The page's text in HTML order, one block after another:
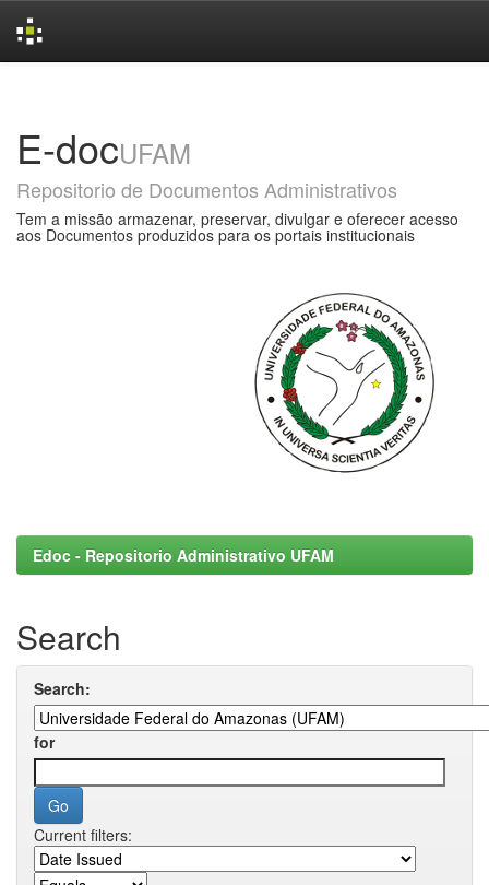
E-docUFAM
Repositorio de Documentos Administrativos
Tem a missão armazenar, preservar, divulgar e oferecer acesso
aos Documentos produzidos para os portais institucionais
Edoc - Repositorio Administrativo UFAM
Search
Search:
for
Current filters: